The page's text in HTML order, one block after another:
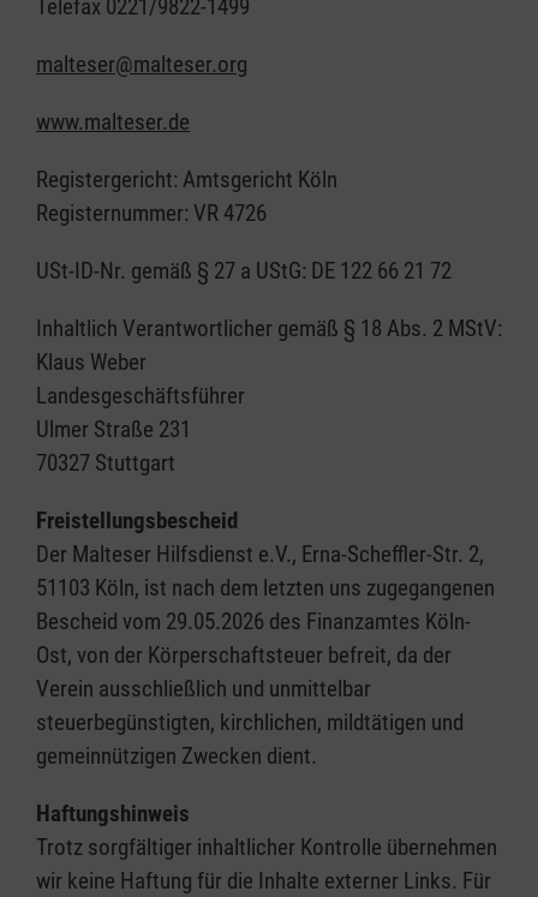
Telefax 0221/9822-1499
malteser@malteser.org
www.malteser.de
Registergericht: Amtsgericht Köln
Registernummer: VR 4726
USt-ID-Nr. gemäß § 27 a UStG: DE 122 66 21 72
Inhaltlich Verantwortlicher gemäß § 18 Abs. 2 MStV:
Klaus Weber
Landesgeschäftsführer
Ulmer Straße 231
70327 Stuttgart
Freistellungsbescheid
Der Malteser Hilfsdienst e.V., Erna-Scheffler-Str. 2,
51103 Köln, ist nach dem letzten uns zugegangenen
Bescheid vom 29.05.2026 des Finanzamtes Köln-
Ost, von der Körperschaftsteuer befreit, da der
Verein ausschließlich und unmittelbar
steuerbegünstigten, kirchlichen, mildtätigen und
gemeinnützigen Zwecken dient.
Haftungshinweis
Trotz sorgfältiger inhaltlicher Kontrolle übernehmen
wir keine Haftung für die Inhalte externer Links. Für